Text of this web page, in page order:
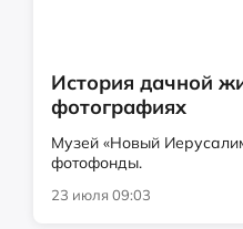
История дачной
фотографиях
Музей «Новый
фотофонды.
23 июля 09:03